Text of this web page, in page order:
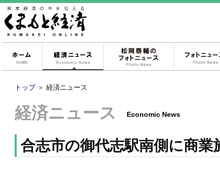
経済ニュース
トップ ＞ 経済ニュース
経済ニュース Economic News
合志市の御代志駅南側に商業